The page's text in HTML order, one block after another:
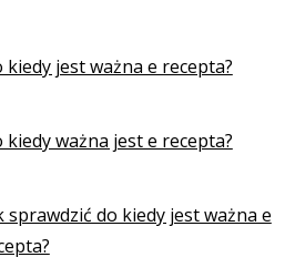
kiedy jest ważna e recepta?
kiedy ważna jest e recepta?
sprawdzić do kiedy jest ważna e